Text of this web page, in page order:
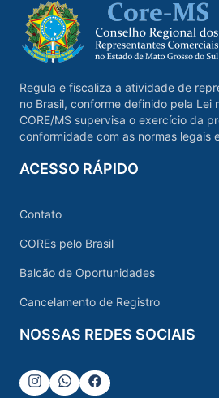
Regula e fiscaliza a atividade de
no Brasil, conforme definido pela Lei
CORE/MS supervisa o exercício da
conformidade com as normas legais
ACESSO RÁPIDO
Contato
COREs pelo Brasil
Balcão de Oportunidades
Cancelamento de Registro
NOSSAS REDES SOCIAIS
Instagram
WhatsappFacebook